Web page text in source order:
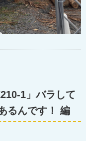
1」バラして
るんです！ 編